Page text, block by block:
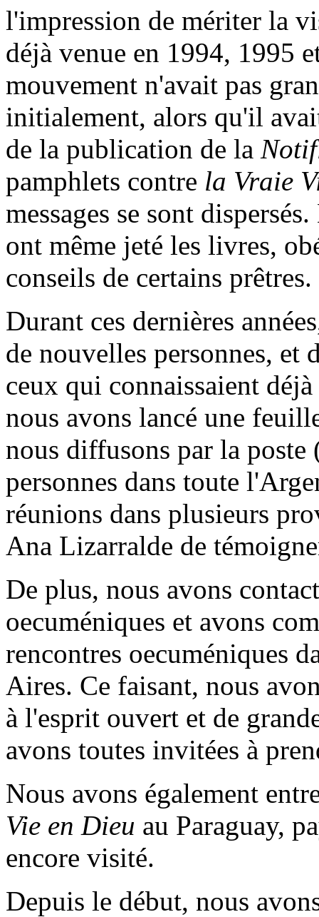
l'impression de mériter la
déjà venue en 1994, 1995
mouvement n'avait pas
initialement, alors qu'il
de la publication de la
pamphlets contre la Vraie
messages se sont
ont même jeté les livres,
conseils de certains prêtres.
Durant ces dernières
de nouvelles personnes,
ceux qui connaissaient déjà
nous avons lancé une
nous diffusons par la poste
personnes dans toute
réunions dans plusieurs
Ana Lizarralde de
De plus, nous avons
oecuméniques et avons
rencontres oecuméniques
Aires. Ce faisant, nous
à l'esprit ouvert et de
avons toutes invitées à
Nous avons également
Vie en Dieu au Paraguay,
encore visité.
Depuis le début, nous